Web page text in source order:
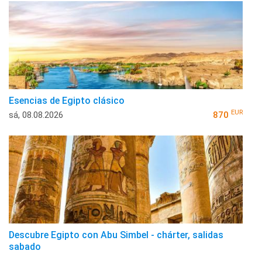
Esencias de Egipto clásico
sá, 08.08.2026 870 EUR
Descubre Egipto con Abu Simbel - chárter, salidas
sabado